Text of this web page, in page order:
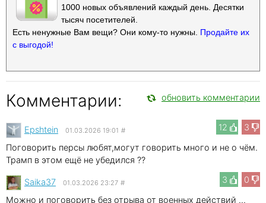
1000 новых объявлений каждый день. Десятки
тысяч посетителей.
Есть ненужные Вам вещи? Они кому-то нужны. Продайте их
с выгодой!
Комментарии: обновить комментарии
12 3
Epshtein 01.03.2026 19:01 #
Поговорить персы любят,могут говорить много и не о чём.
Трамп в этом ещё не убедился ??
3
0
Saika37 01.03.2026 23:27 #
Можно и поговорить без отрыва от военных действий ...